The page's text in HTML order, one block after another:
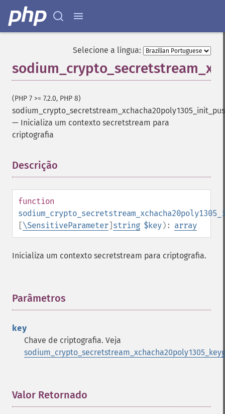
Selecione a língua:
(PHP 7 >= 7.2.0, PHP 8)
— Inicializa um contexto secretstream para
criptografia
Descrição
function
[\SensitiveParameter] string $key): array
Inicializa um contexto secretstream para criptografia.
Parâmetros
key
Chave de criptografia. Veja
Valor Retornado